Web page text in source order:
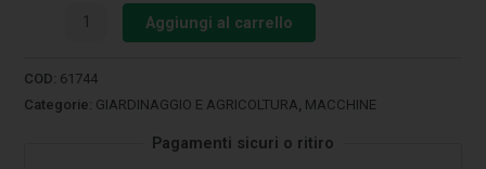
Aggiungi al carrello
COD: 61744
Categorie: GIARDINAGGIO E AGRICOLTURA MACCHINE
Pagamenti sicuri o ritiro